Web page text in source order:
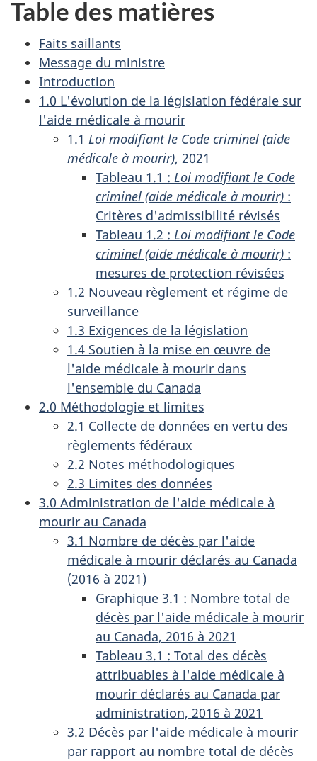
Table des matières
Faits saillants
Message du ministre
Introduction
1.0 L'évolution de la législation fédérale sur
l'aide médicale à mourir
1.1 Loi modifiant le Code criminel (aide
médicale à mourir), 2021
Tableau 1.1 : Loi modifiant le Code
criminel (aide médicale à mourir) :
Critères d'admissibilité révisés
Tableau 1.2 : Loi modifiant le Code
criminel (aide médicale à mourir) :
mesures de protection révisées
1.2 Nouveau règlement et régime de
surveillance
1.3 Exigences de la législation
1.4 Soutien à la mise en œuvre de
l'aide médicale à mourir dans
l'ensemble du Canada
2.0 Méthodologie et limites
2.1 Collecte de données en vertu des
règlements fédéraux
2.2 Notes méthodologiques
2.3 Limites des données
3.0 Administration de l'aide médicale à
mourir au Canada
3.1 Nombre de décès par l'aide
médicale à mourir déclarés au Canada
(2016 à 2021)
Graphique 3.1 : Nombre total de
décès par l'aide médicale à mourir
au Canada, 2016 à 2021
Tableau 3.1 : Total des décès
attribuables à l'aide médicale à
mourir déclarés au Canada par
administration, 2016 à 2021
3.2 Décès par l'aide médicale à mourir
par rapport au nombre total de décès